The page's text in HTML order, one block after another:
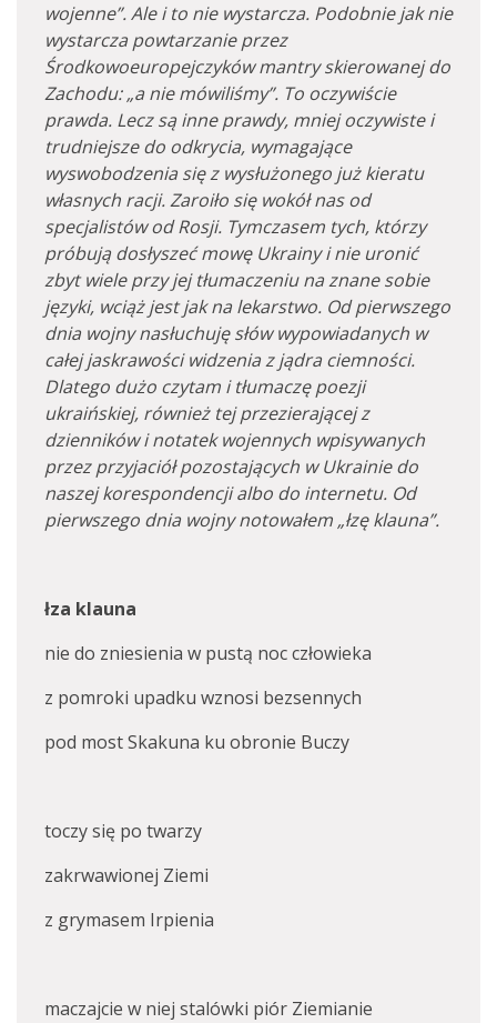
wojenne”. Ale i to nie wystarcza. Podobnie jak nie
wystarcza powtarzanie przez
Środkowoeuropejczyków mantry skierowanej do
Zachodu: „a nie mówiliśmy”. To oczywiście
prawda. Lecz są inne prawdy, mniej oczywiste i
trudniejsze do odkrycia, wymagające
wyswobodzenia się z wysłużonego już kieratu
własnych racji. Zaroiło się wokół nas od
specjalistów od Rosji. Tymczasem tych, którzy
próbują dosłyszeć mowę Ukrainy i nie uronić
zbyt wiele przy jej tłumaczeniu na znane sobie
języki, wciąż jest jak na lekarstwo. Od pierwszego
dnia wojny nasłuchuję słów wypowiadanych w
całej jaskrawości widzenia z jądra ciemności.
Dlatego dużo czytam i tłumaczę poezji
ukraińskiej, również tej przezierającej z
dzienników i notatek wojennych wpisywanych
przez przyjaciół pozostających w Ukrainie do
naszej korespondencji albo do internetu. Od
pierwszego dnia wojny notowałem „łzę klauna”.
łza klauna
nie do zniesienia w pustą noc człowieka
z pomroki upadku wznosi bezsennych
pod most Skakuna ku obronie Buczy
toczy się po twarzy
zakrwawionej Ziemi
z grymasem Irpienia
maczajcie w niej stalówki piór Ziemianie